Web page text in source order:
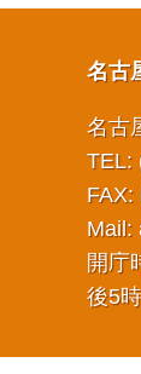
名古
名古
TEL:
FAX:
Mail:
開庁
後5